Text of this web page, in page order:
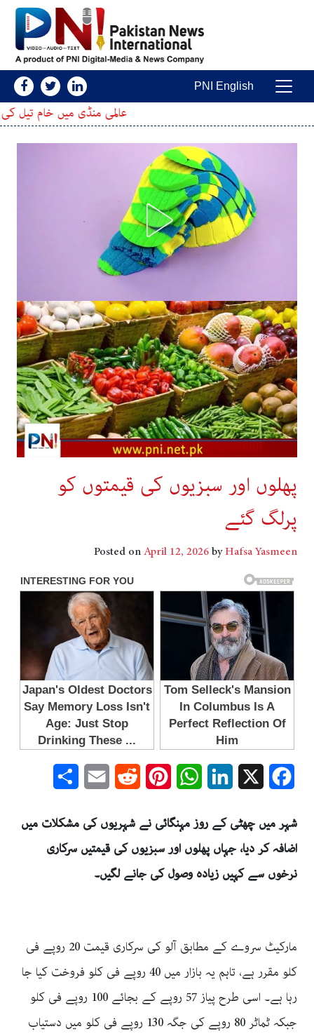
Main Navigation
PNI English
عالمی منڈی میں خام تیل کی قیمتوں میں
پھلوں اور سبزیوں کی قیمتوں کو
پرلگ گئے
Posted onApril 12, 2026byHafsa Yasmeen
Facebook
LinkedIn
WhatsApp
Pinterest
Reddit
Email
شہر میں چھٹی کے روز مہنگائی نے شہریوں کی مشکلات میں
اضافہ کر دیا، جہاں پھلوں اور سبزیوں کی قیمتیں سرکاری
نرخوں سے کہیں زیادہ وصول کی جانے لگیں۔
مارکیٹ سروے کے مطابق آلو کی سرکاری قیمت 20 روپے فی
کلو مقرر ہے، تاہم یہ بازار میں 40 روپے فی کلو فروخت کیا جا
رہا ہے۔ اسی طرح پیاز 57 روپے کے بجائے 100 روپے فی کلو
جبکہ ٹماٹر 80 روپے کی جگہ 130 روپے فی کلو میں دستیاب